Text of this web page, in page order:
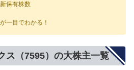
保有株数
一目でわかる！
ス（7595）の大株主一覧